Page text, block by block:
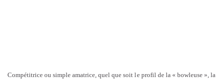
Compétitrice ou simple amatrice, quel que soit le profil de la « bowleuse », la